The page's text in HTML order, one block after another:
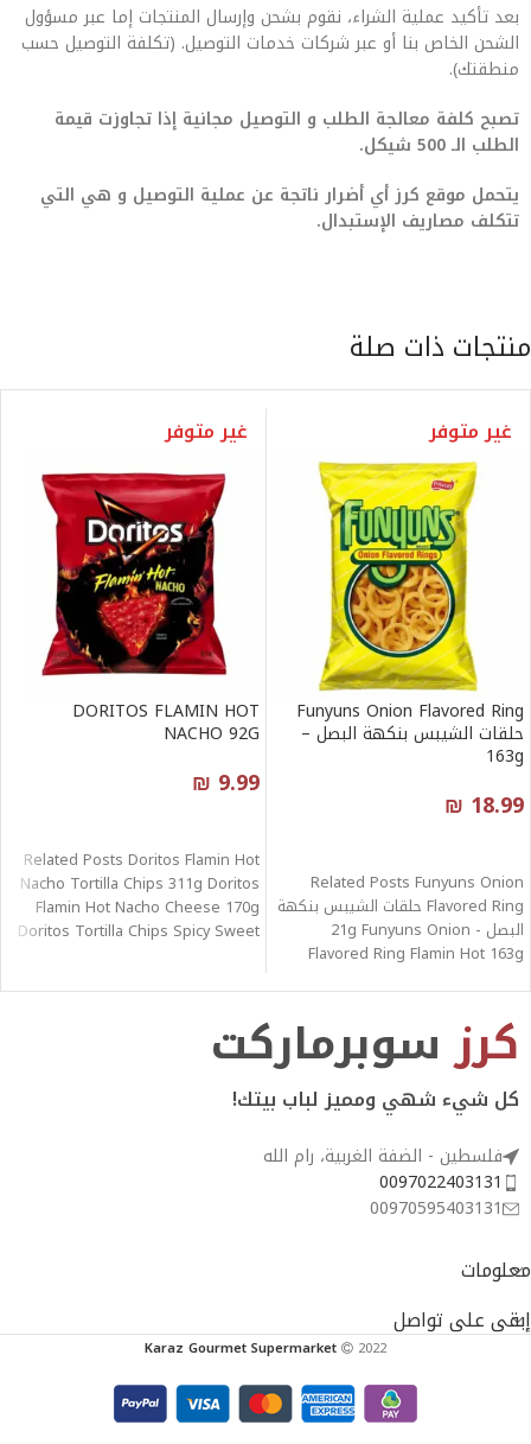
بعد تأكيد عملية الشراء، نقوم بشحن وإرسال المنتجات إما عبر مسؤول
الشحن الخاص بنا أو عبر شركات خدمات التوصيل. (تكلفة التوصيل حسب
منطقتك).
تصبح كلفة معالجة الطلب و التوصيل مجانية إذا تجاوزت قيمة
الطلب الـ 500 شيكل.
يتحمل موقع كرز أي أضرار ناتجة عن عملية التوصيل و هي التي
تتكلف مصاريف الإستبدال.
منتجات ذات صلة
غير متوفر
Funyuns Onion Flavored Ring
حلقات الشيبس بنكهة البصل –
163g
₪ 18.99
Related Posts Funyuns Onion
Flavored Ring حلقات الشيبس بنكهة
البصل - 21g Funyuns Onion
Flavored Ring Flamin Hot 163g
غير متوفر
DORITOS FLAMIN HOT
NACHO 92G
₪ 9.99
Related Posts Doritos Flamin Hot
Nacho Tortilla Chips 311g Doritos
Flamin Hot Nacho Cheese 170g
Doritos Tortilla Chips Spicy Sweet
كرز سوبرماركت
كل شيء شهي ومميز لباب بيتك!
فلسطين - الضفة الغربية، رام الله
0097022403131
00970595403131
معلومات
إبقى على تواصل
Karaz Gourmet Supermarket 2022